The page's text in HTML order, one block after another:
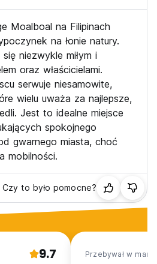
Moalboal na Filipinach
na łonie natury.
niezwykle miłym i
oraz właścicielami.
serwuje niesamowite,
wielu uważa za najlepsze,
Jest to idealne miejsce
spokojnego
gwarnego miasta, choć
mobilności.
Czy to było pomocne?
9.7 Przebywał w mar